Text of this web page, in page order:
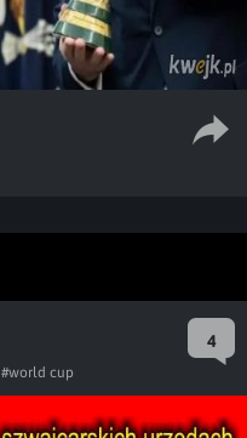
4
#world cup